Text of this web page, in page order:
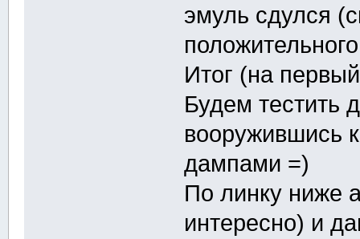
эмуль сдулся
Итог (на
Будем тестить
вооружившись
дампами =)
По линку ниже
интересно) и